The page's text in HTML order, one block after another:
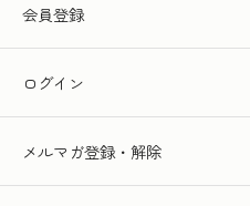
会員登録
ログイン
メルマガ登録・解除